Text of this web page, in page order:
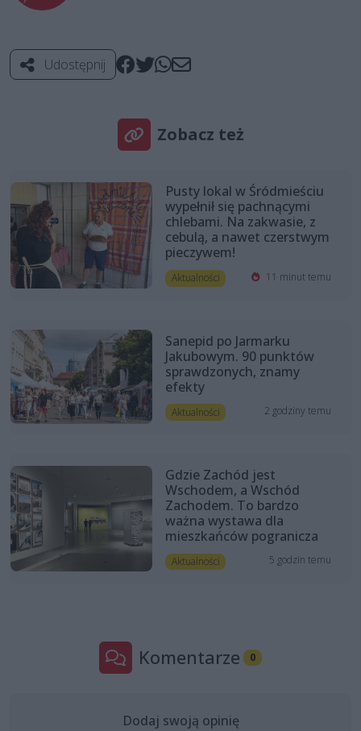
Udostępnij
Zobacz też
Pusty lokal w Śródmieściu
wypełnił się pachnącymi
chlebami. Na zakwasie, z
cebulą, a nawet czerstwym
pieczywem!
Aktualności 11 minut temu
Sanepid po Jarmarku
Jakubowym. 90 punktów
sprawdzonych, znamy
efekty
Aktualności 2 godziny temu
Gdzie Zachód jest
Wschodem, a Wschód
Zachodem. To bardzo
ważna wystawa dla
mieszkańców pogranicza
Aktualności 5 godzin temu
Komentarze 0
Dodaj swoją opinię